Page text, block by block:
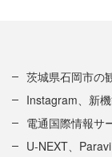
茨城県石岡市の
Instagram、新
電通国際情報サ
U-NEXT、